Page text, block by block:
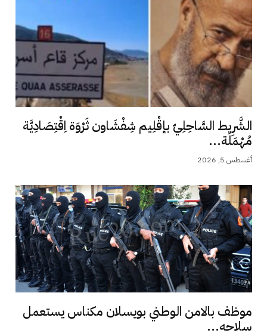
الشَّرِيط السَّاحِلِيّ بإقْلِيم شِفْشَاون ثَرْوَة اِقْتِصَادِيَّة
مُهْمَلَة...
أغسطس 5, 2026
موظف بالامن الوطني بويسلان مكناس يستعمل
سلاحه...